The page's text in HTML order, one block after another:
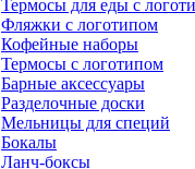
Термосы для еды с
Фляжки с логотипом
Кофейные наборы
Термосы с логотипом
Барные аксессуары
Разделочные доски
Мельницы для специй
Бокалы
Ланч-боксы